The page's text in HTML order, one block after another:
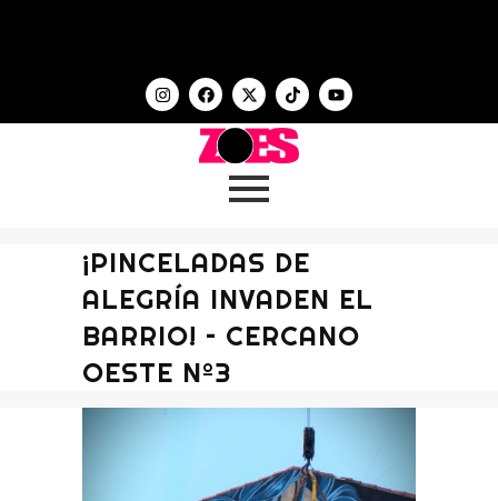
¡PINCELADAS DE
ALEGRÍA INVADEN EL
BARRIO! – CERCANO
OESTE Nº3